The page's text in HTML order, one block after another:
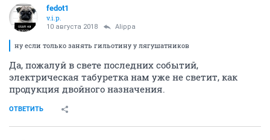
fedot1
v.i.p.
10 августа 2018 Alippa
ну если только занять гильотину у лягушатников
Да, пожалуй в свете последних событий,
электрическая табуретка нам уже не светит, как
продукция двойного назначения.
ОТВЕТИТЬ